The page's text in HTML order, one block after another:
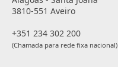
3810-551 Aveiro
+351 234 302 200
(Chamada para rede fixa nacional)